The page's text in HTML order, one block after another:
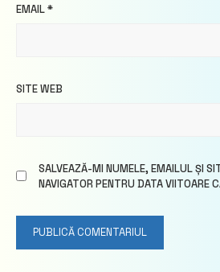
EMAIL*
SITE WEB
SALVEAZĂ-MI NUMELE, EMAILUL ȘI
NAVIGATOR PENTRU DATA VIITOARE